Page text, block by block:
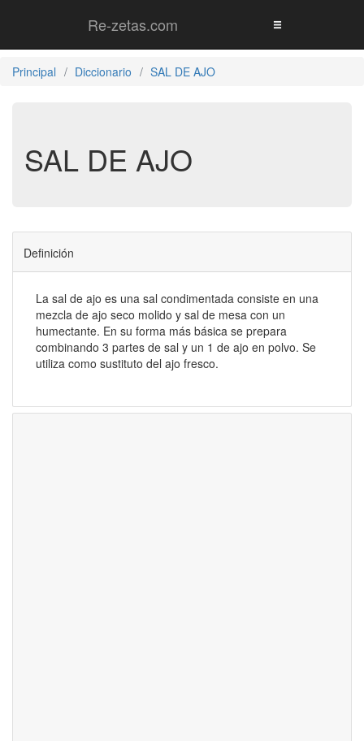
Re-zetas.com
Principal Diccionario SAL DE AJO
SAL DE AJO
Definición
La sal de ajo es una sal condimentada consiste en una
mezcla de ajo seco molido y sal de mesa con un
humectante. En su forma más básica se prepara
combinando 3 partes de sal y un 1 de ajo en polvo. Se
utiliza como sustituto del ajo fresco.